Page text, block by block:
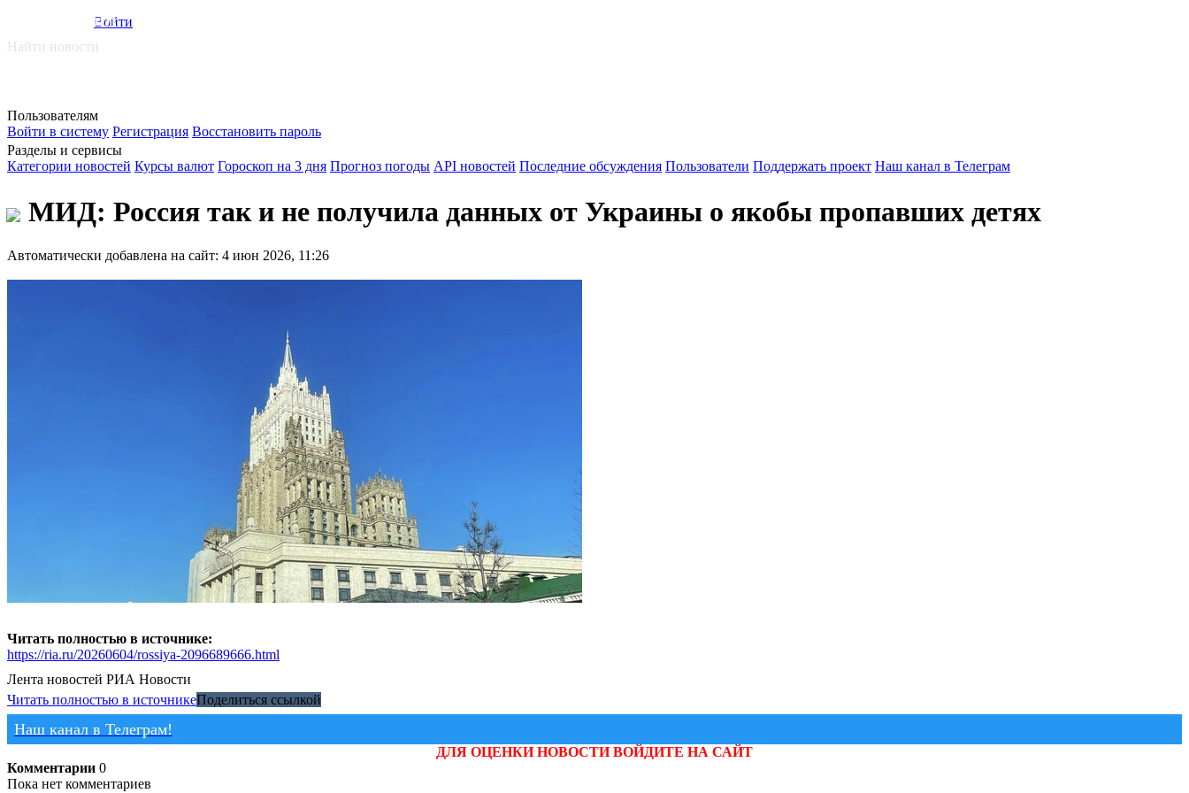
smi.mobi
Войти
Найти новости
Пользователям
Войти в систему Регистрация Восстановить пароль
Разделы и сервисы
Категории новостей Курсы валют Гороскоп на 3 дня Прогноз погоды API новостей Последние обсуждения Пользователи Поддержать проект Наш канал в Телеграм
МИД: Россия так и не получила данных от Украины о якобы пропавших детях
Автоматически добавлена на сайт: 4 июн 2026, 11:26
Читать полностью в источнике:
https://ria.ru/20260604/rossiya-2096689666.html
Лента новостей РИА Новости
Читать полностью в источникеПоделиться ссылкой
Наш канал в Телеграм!
ДЛЯ ОЦЕНКИ НОВОСТИ ВОЙДИТЕ НА САЙТ
Комментарии 0
Пока нет комментариев